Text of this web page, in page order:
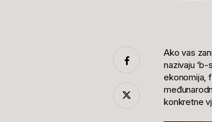
Ako vas
nazivaju
ekonomija,
konkretne